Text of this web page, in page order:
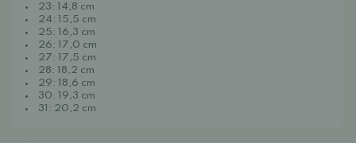
23: 14,8 cm
24: 15,5 cm
25: 16,3 cm
26: 17,0 cm
27: 17,5 cm
28: 18,2 cm
29: 18,6 cm
30: 19,3 cm
31: 20,2 cm